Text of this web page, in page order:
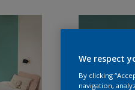
We respect
By clicking
navigation,